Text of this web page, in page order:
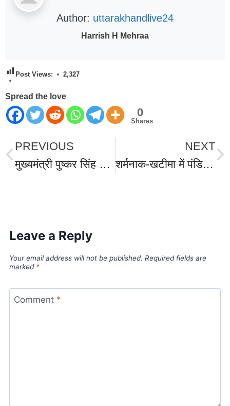
Author: uttarakhandlive24
Harrish H Mehraa
Post Views: 2,327
Spread the love
0
Shares
PREVIOUS
मुख्यमंत्री पुष्कर सिंह धामी ने किया तीन दिवसीय नयार घाटी फेस्टिवल का शुभारंभ, क्षेत्र को दी कई सौगात, धारी देवी के किये दर्शन,गंगा पूजन कर राफ्टिंग दल को हरी झंडी दिखा कर किया रवाना।
NEXT
शर्मनाक-खटीमा में पंडित जी को ब्लैकमेल करने के आरोपी यूट्यूबर दंपति भेजे गए जेल,सूत्रों की माने तो कई हाई प्रोफाइल लोग हुए हैं शिकार,नेता उद्योगपति से लेकर बैंक कर्मियों की शहर में चर्चायें आम,ये था पूरा मामला।
Leave a Reply
Your email address will not be published. Required fields are
marked *
Comment *